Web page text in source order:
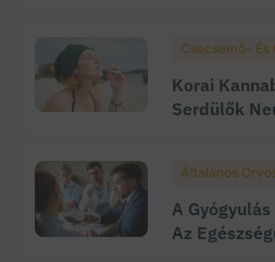
Csecsemő-
Korai
Serdülők
Általános
A
Az